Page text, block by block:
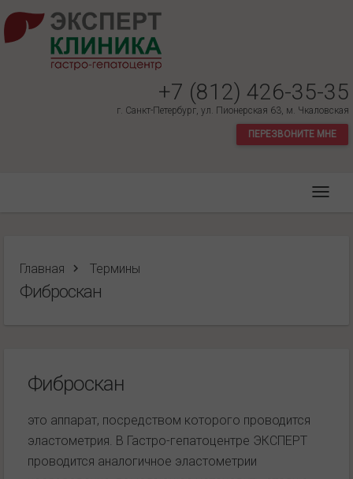
+7 (812) 426-35-35
г. Санкт-Петербург, ул. Пионерская 63, м. Чкаловская
ПЕРЕЗВОНИТЕ МНЕ
Главная Термины
Фиброскан
Фиброскан
это аппарат, посредством которого проводится
эластометрия. В Гастро-гепатоцентре ЭКСПЕРТ
проводится аналогичное эластометрии